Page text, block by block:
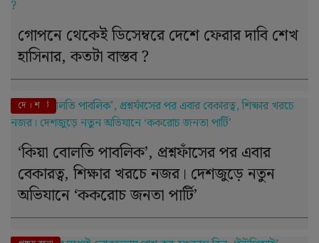
গোপনে থেকেই ডিসেম্বরে দেশে ফেরার দাবি শেখ
হাসিনার, কতটা বাস্তব ?
এই মুহূর্তে
দে । শ
‘কিয়া বোলতি পাবলিক’, প্রশ্নফাঁসের পর এবার
বেকারত্ব, শিক্ষার খরচে নজর। দেশজুড়ে নতুন
অভিযানে ‘ককরোচ জনতা পার্টি’